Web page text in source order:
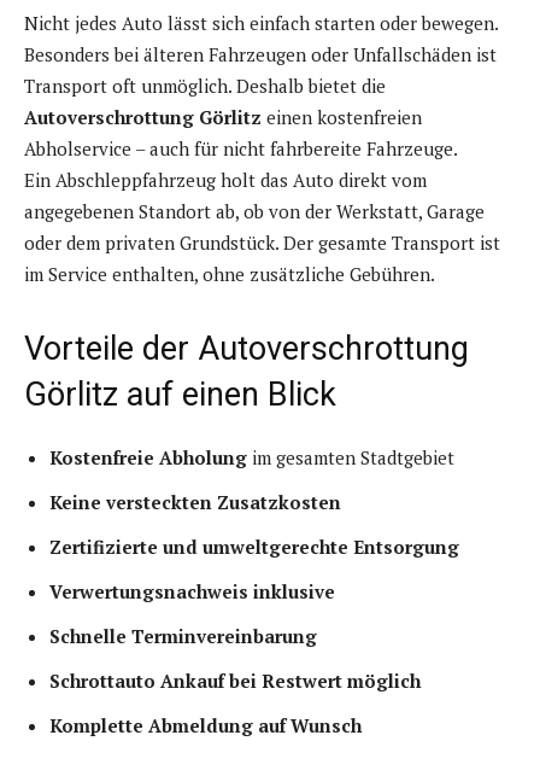
Nicht jedes Auto lässt sich einfach starten oder bewegen.
Besonders bei älteren Fahrzeugen oder Unfallschäden ist
Transport oft unmöglich. Deshalb bietet die
Autoverschrottung Görlitz einen kostenfreien
Abholservice – auch für nicht fahrbereite Fahrzeuge.
Ein Abschleppfahrzeug holt das Auto direkt vom
angegebenen Standort ab, ob von der Werkstatt, Garage
oder dem privaten Grundstück. Der gesamte Transport ist
im Service enthalten, ohne zusätzliche Gebühren.
Vorteile der Autoverschrottung
Görlitz auf einen Blick
Kostenfreie Abholung im gesamten Stadtgebiet
Keine versteckten Zusatzkosten
Zertifizierte und umweltgerechte Entsorgung
Verwertungsnachweis inklusive
Schnelle Terminvereinbarung
Schrottauto Ankauf bei Restwert möglich
Komplette Abmeldung auf Wunsch